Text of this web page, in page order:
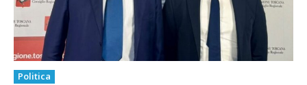
Politica